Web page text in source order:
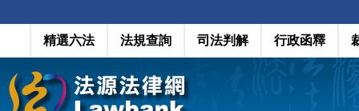
精選六法 法規查詢 司法判解 行政函釋